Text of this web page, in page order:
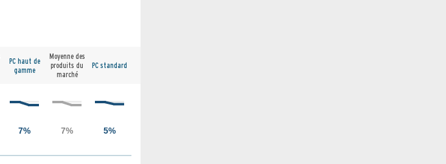
PC haut de
gamme
Moyenne des
produits du
marché
PC standard